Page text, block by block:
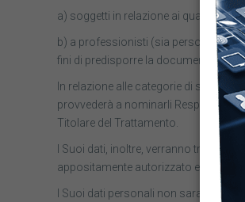
a) soggetti in relazione ai quali la
b) a professionisti (sia persone
fini di predisporre la documentazione
In relazione alle categorie di soggetti
provvederà a nominarli Responsabili
Titolare del Trattamento.
I Suoi dati, inoltre, verranno trattati,
appositamente autorizzato e istruito
I Suoi dati personali non saranno